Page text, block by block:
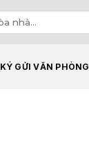
KÝ GỬI VĂN PHÒNG